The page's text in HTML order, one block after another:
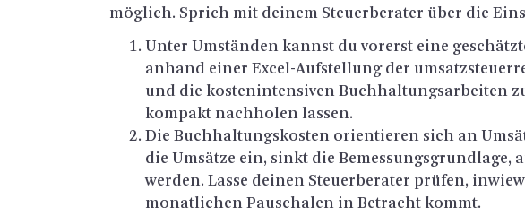
mög­lich. Sprich mit dei­nem Steu­er­be­ra­ter über die
Unter Um­stän­den kannst du vor­erst eine
an­hand einer Ex­cel-Auf­stel­lung der
und die kos­ten­in­ten­si­ven Buch­hal­tungs­ar­bei­ten
kom­pakt nach­ho­len las­sen.
Die Buch­hal­tungs­kos­ten ori­en­tie­ren sich an
die Um­sät­ze ein, sinkt die Be­mes­sungs­grund­la­ge,
wer­den. Lasse dei­nen Steu­er­be­ra­ter prü­fen,
mo­nat­li­chen Pau­scha­len in Be­tracht kommt.